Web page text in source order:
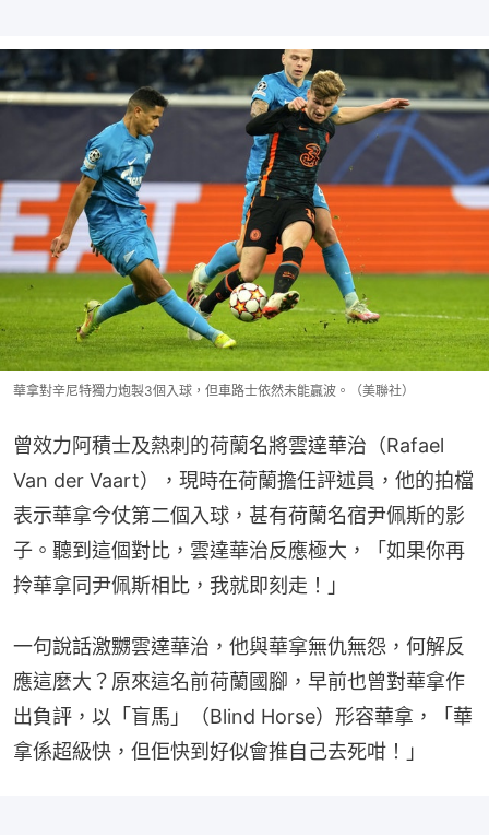
華拿對辛尼特獨力炮製3個入球，但車路士依然未能贏波。（美聯社）
曾效力阿積士及熱刺的荷蘭名將雲達華治（Rafael
Van der Vaart），現時在荷蘭擔任評述員，他的拍檔
表示華拿今仗第二個入球，甚有荷蘭名宿尹佩斯的影
子。聽到這個對比，雲達華治反應極大，「如果你再
拎華拿同尹佩斯相比，我就即刻走！」
一句說話激嬲雲達華治，他與華拿無仇無怨，何解反
應這麼大？原來這名前荷蘭國腳，早前也曾對華拿作
出負評，以「盲馬」（Blind Horse）形容華拿，「華
拿係超級快，但佢快到好似會推自己去死咁！」